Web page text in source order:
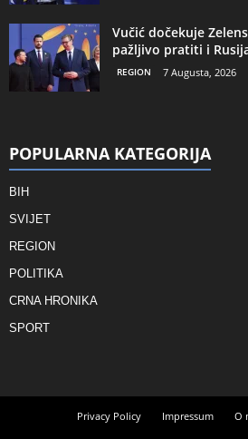
Vučić dočekuje
pažljivo pratiti i
REGION 7 Augusta, 2026
POPULARNA KATEGORIJA
BIH
SVIJET
REGION
POLITIKA
CRNA HRONIKA
SPORT
Privacy Policy Impressum O